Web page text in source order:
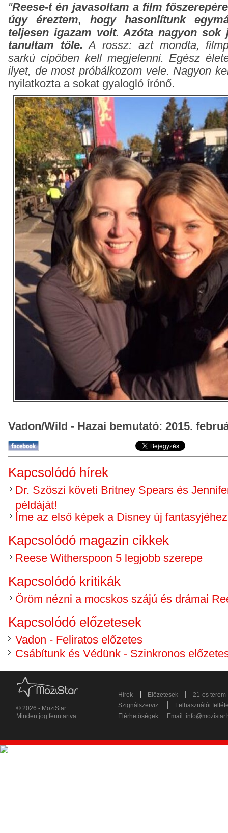
"Reese-t én javasoltam a film
úgy éreztem, hogy hasonlítunk
teljesen igazam volt. Azóta nagyon
tanultam tőle. A rossz: azt mondta,
sarkú cipőben kell megjelenni. Egész
ilyet, de most próbálkozom vele. Nagyon
nyilatkozta a sokat gyalogló írónő.
Vadon/Wild - Hazai bemutató: 2015.
Kapcsolódó hírek
Dr. Szöszi követi Britney Spears és
példáját!
Íme az első képek a Disney új fantasyjéhez
Kapcsolódó magazin cikkek
Reese Witherspoon 5 legjobb szerepe
Kapcsolódó kritikák
Öröm nézni a mocskos szájú és drámai
Kapcsolódó előzetesek
Vadon - Feliratos előzetes
Csábítunk és Védünk - Szinkronos
© 2026 - MoziStar.
Minden jog fenntartva
Hírek Előzetesek
21-es terem
Szignálszerviz
Felhasználói
Elérhetőségek:
Email: